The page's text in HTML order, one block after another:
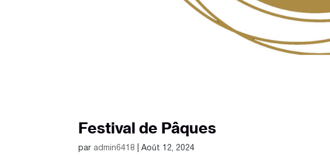
Festival de Pâques
par admin6418 |Août 12, 2024